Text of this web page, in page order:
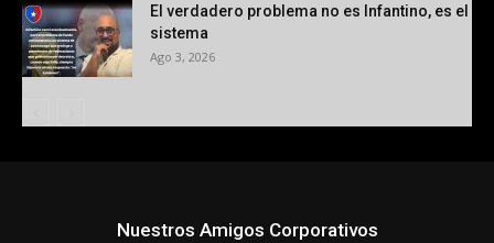
El verdadero problema no es Infantino, es el
sistema
Ago 3, 2026
Nuestros Amigos Corporativos